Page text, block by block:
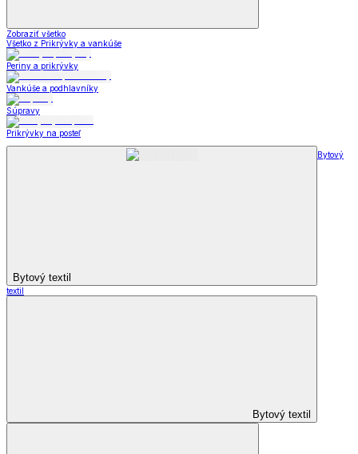
Zobraziť všetko
Všetko z Prikrývky a vankúše
Periny a prikrývky
Vankúše a podhlavníky
Súpravy
Prikrývky na posteľ
Bytový textil
Bytový
textil
Bytový textil